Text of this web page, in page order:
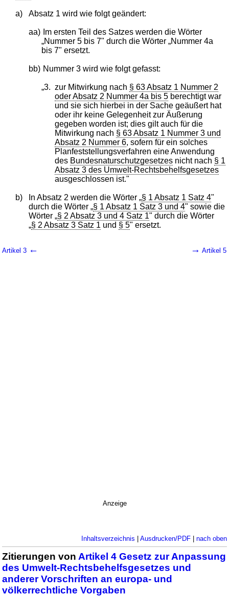
a) Absatz 1 wird wie folgt geändert:
aa)
Im ersten Teil des Satzes werden die Wörter
„Nummer 5 bis 7" durch die Wörter „Nummer 4a
bis 7" ersetzt.
bb) Nummer 3 wird wie folgt gefasst:
„3. zur Mitwirkung nach § 63 Absatz 1 Nummer 2
oder Absatz 2 Nummer 4a bis 5berechtigt war
und sie sich hierbei in der Sache geäußert hat
oder ihr keine Gelegenheit zur Äußerung
gegeben worden ist; dies gilt auch für die
Mitwirkung nach § 63 Absatz 1 Nummer 3 und
Absatz 2 Nummer 6, sofern für ein solches
Planfeststellungsverfahren eine Anwendung
des Bundesnaturschutzgesetzesnicht nach § 1
Absatz 3 des Umwelt-Rechtsbehelfsgesetzes
ausgeschlossen ist."
b) In Absatz 2 werden die Wörter „§ 1 Absatz 1 Satz 4"
durch die Wörter „§ 1 Absatz 1 Satz 3 und 4" sowie die
Wörter „§ 2 Absatz 3 und 4 Satz 1" durch die Wörter
„§ 2 Absatz 3 Satz 1 und § 5" ersetzt.
Artikel 3 ← → Artikel 5
Anzeige
Inhaltsverzeichnis | Ausdrucken/PDF| nach oben
Zitierungen von Artikel 4 Gesetz zur Anpassung
des Umwelt-Rechtsbehelfsgesetzes und
anderer Vorschriften an europa- und
völkerrechtliche Vorgaben